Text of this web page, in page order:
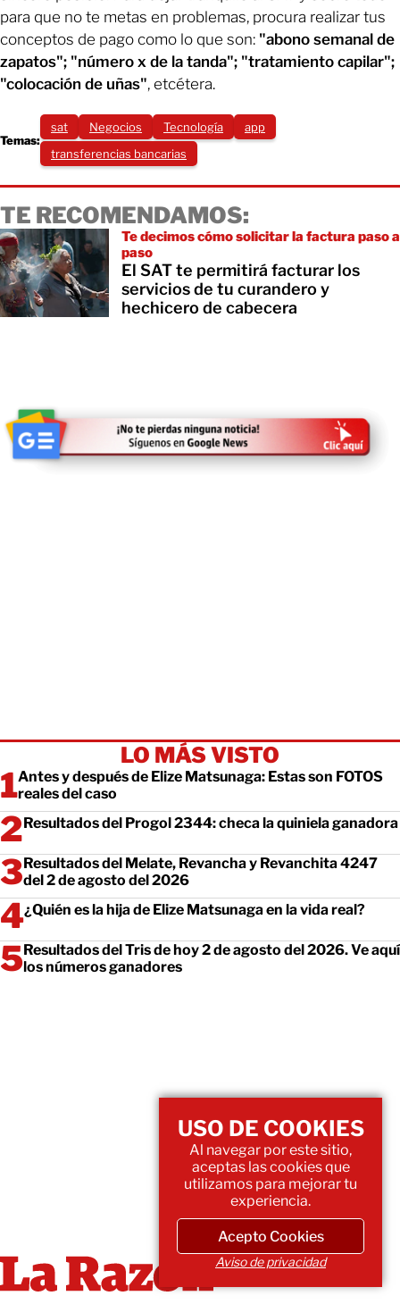
para que no te metas en problemas, procura realizar tus
conceptos de pago como lo que son: "abono semanal de
zapatos"; "número x de la tanda"; "tratamiento capilar";
"colocación de uñas", etcétera.
Temas:
sat Negocios Tecnología
app
transferencias bancarias
TE RECOMENDAMOS:
Te decimos cómo solicitar la factura paso a
paso
El SAT te permitirá facturar los
servicios de tu curandero y
hechicero de cabecera
LO MÁS VISTO
Antes y después de Elize Matsunaga: Estas son FOTOS
reales del caso
Resultados del Progol 2344: checa la quiniela ganadora
Resultados del Melate, Revancha y Revanchita 4247
del 2 de agosto del 2026
¿Quién es la hija de Elize Matsunaga en la vida real?
Resultados del Tris de hoy 2 de agosto del 2026. Ve aquí
los números ganadores
USO DE COOKIES
Al navegar por este sitio,
aceptas las cookies que
utilizamos para mejorar tu
experiencia.
Acepto Cookies
Aviso de privacidad